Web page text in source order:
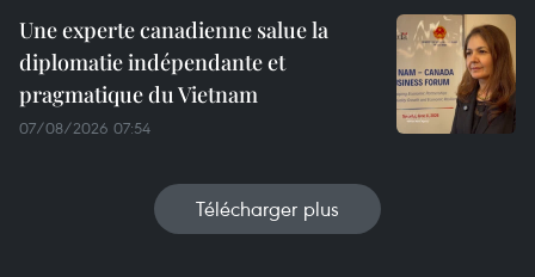
Une experte canadienne salue la
diplomatie indépendante et
pragmatique du Vietnam
07/08/2026 07:54
Télécharger plus